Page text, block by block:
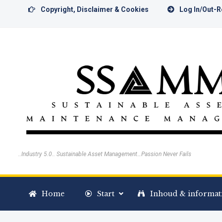
Copyright, Disclaimer & Cookies Log In/Out-
..Industry 5.0.. Sustainable Asset Management…Passion Never Fails
Home Start Inhoud &